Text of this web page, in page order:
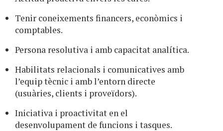
Tenir coneixements financers, econòmics i
comptables.
Persona resolutiva i amb capacitat analítica.
Habilitats relacionals i comunicatives amb
l’equip tècnic i amb l’entorn directe
(usuàries, clients i proveïdors).
Iniciativa i proactivitat en el
desenvolupament de funcions i tasques.